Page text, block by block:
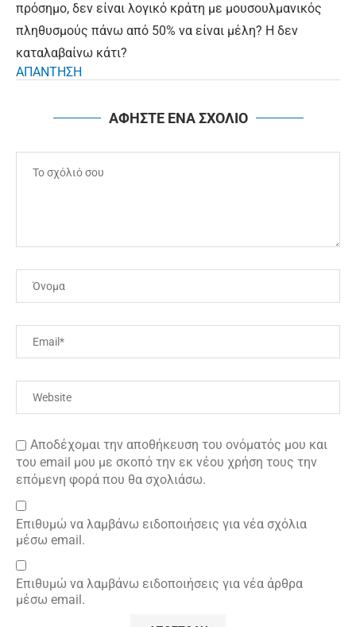
πρόσημο, δεν είναι λογικό κράτη με μουσουλμανικός
πληθυσμούς πάνω από 50% να είναι μέλη? Η δεν
καταλαβαίνω κάτι?
ΑΠΑΝΤΗΣΗ
ΑΦΗΣΤΕ ΕΝΑ ΣΧΟΛΙΟ
Αποδέχομαι την αποθήκευση του ονόματός μου και
του email μου με σκοπό την εκ νέου χρήση τους την
επόμενη φορά που θα σχολιάσω.
Επιθυμώ να λαμβάνω ειδοποιήσεις για νέα σχόλια
μέσω email.
Επιθυμώ να λαμβάνω ειδοποιήσεις για νέα άρθρα
μέσω email.